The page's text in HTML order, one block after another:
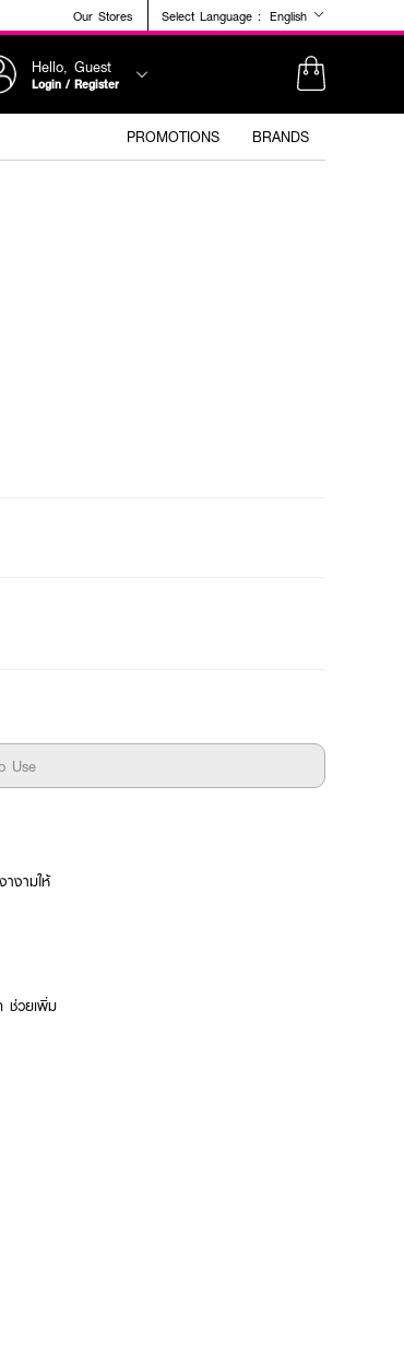
Our Stores Select Language : English
Hello, Guest
Login / Register
PROMOTIONS BRANDS
Use
งามให้
ช่วยเพิ่ม